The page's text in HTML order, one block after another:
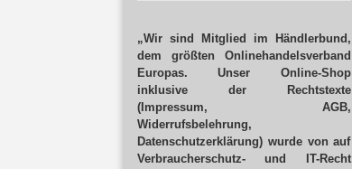
„Wir sind Mitglied im Händlerbund,
dem größten Onlinehandelsverband
Europas. Unser Online-Shop
inklusive der Rechtstexte
(Impressum, AGB,
Widerrufsbelehrung,
Datenschutzerklärung) wurde von auf
Verbraucherschutz- und IT-Recht